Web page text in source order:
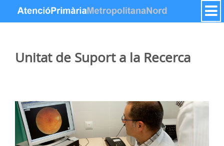
Ugrás a tartalomhoz
Unitat de Suport a la Recerca